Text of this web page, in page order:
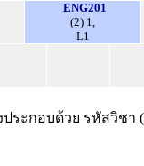
ENG201
(2) 1,
L1
ระกอบด้วย รหัสวิชา